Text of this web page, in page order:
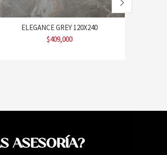
ELEGANCE GREY 120X240
$409,000
ASESORÍA?